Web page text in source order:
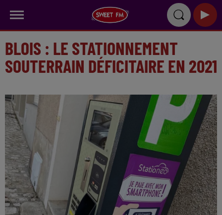
BLOIS : LE STATIONNEMENT
SOUTERRAIN DÉFICITAIRE EN 2021